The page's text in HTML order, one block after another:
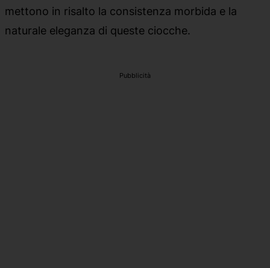
mettono in risalto la consistenza morbida e la
naturale eleganza di queste ciocche.
Pubblicità